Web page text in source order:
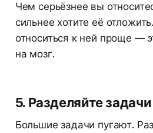
Чем серьёзнее вы
сильнее хотите её
относиться к ней проще —
на мозг.
5. Разделяйте
Большие задачи пугают.